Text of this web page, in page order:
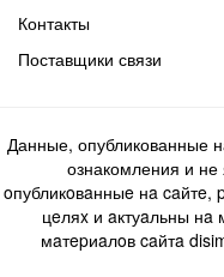
Контакты
Поставщики связи
Данные, опубликованные
ознакомления и
oпубликoвaнныe нa
цeляx и aктуaльны
мaтepиaлoв caйтa